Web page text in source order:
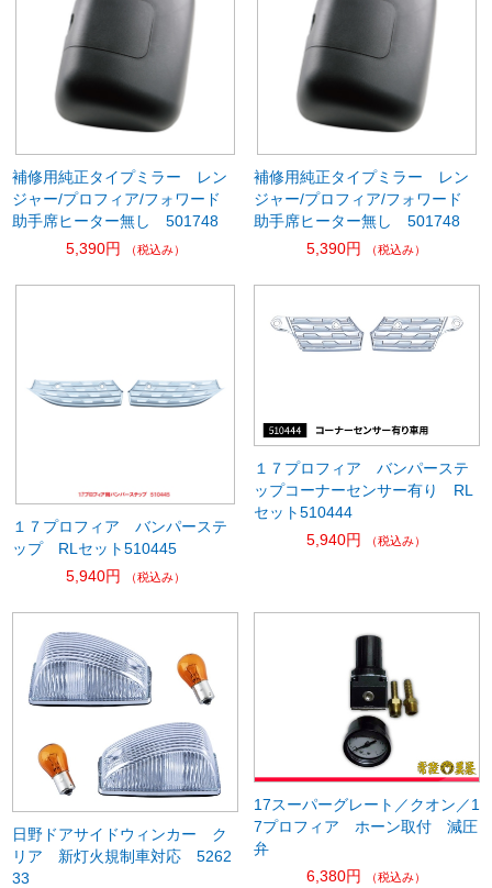
補修用純正タイプミラー レン
ジャー/プロフィア/フォワード
助手席ヒーター無し 501748
5,390円
（税込み）
補修用純正タイプミラー レン
ジャー/プロフィア/フォワード
助手席ヒーター無し 501748
5,390円
（税込み）
１７プロフィア バンパーステ
ップ RLセット510445
5,940円
（税込み）
１７プロフィア バンパーステ
ップコーナーセンサー有り RL
セット510444
5,940円
（税込み）
日野ドアサイドウィンカー ク
リア 新灯火規制車対応 5262
33
17スーパーグレート／クオン／1
7プロフィア ホーン取付 減圧
弁
6,380円
（税込み）